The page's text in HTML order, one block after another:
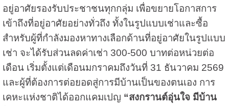
อยู่อาศัยรองรับประชาชนทุกกลุ่ม เพื่อขยายโอกาสการ
เข้าถึงที่อยู่อาศัยอย่างทั่วถึง ทั้งในรูปแบบเช่าและซื้อ
สำหรับผู้ที่กำลังมองหาทางเลือกด้านที่อยู่อาศัยในรูปแบบ
เช่า จะได้รับส่วนลดค่าเช่า 300-500 บาทต่อหน่วยต่อ
เดือน เริ่มตั้งแต่เดือนมกราคมถึงวันที่ 31 ธันวาคม 2569
และผู้ที่ต้องการต่อยอดสู่การมีบ้านเป็นของตนเอง การ
เคหะแห่งชาติได้ออกแคมเปญ “สงกรานต์อุ่นใจ มีบ้าน